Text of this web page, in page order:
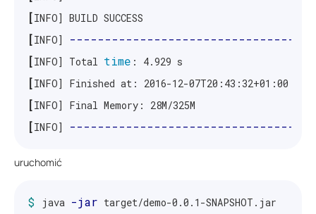
[
[INFO]
[INFO] Total time
[
[
[INFO]
uruchomić
$ java -jar target/demo-0.0.1-SNAPSHOT.jar